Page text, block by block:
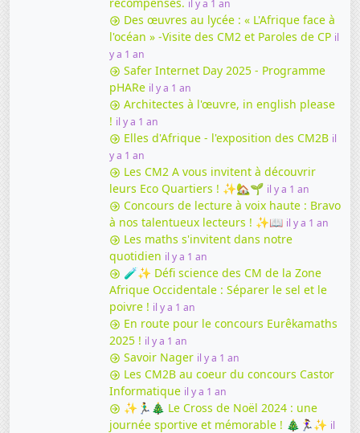
il y a 1 an
Des œuvres au lycée : « L'Afrique face à
l'océan » -Visite des CM2 et Paroles de CP il
y a 1 an
Safer Internet Day 2025 - Programme
pHARe il y a 1 an
Architectes à l'œuvre, in english please
! il y a 1 an
Elles d'Afrique - l'exposition des CM2B il
y a 1 an
Les CM2 A vous invitent à découvrir
leurs Eco Quartiers ! ✨🏡🌱 il y a 1 an
Concours de lecture à voix haute : Bravo
à nos talentueux lecteurs ! ✨📖 il y a 1 an
Les maths s'invitent dans notre
quotidien il y a 1 an
🧪✨ Défi science des CM de la Zone
Afrique Occidentale : Séparer le sel et le
poivre ! il y a 1 an
En route pour le concours Eurêkamaths
2025 ! il y a 1 an
Savoir Nager il y a 1 an
Les CM2B au coeur du concours Castor
Informatique il y a 1 an
✨🏃‍♂️🎄 Le Cross de Noël 2024 : une
journée sportive et mémorable ! 🎄🏃‍♀️✨ il